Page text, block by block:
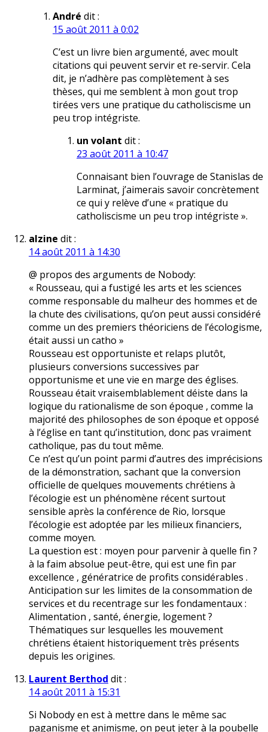
André dit :
15 août 2011 à 0:02
C’est un livre bien argumenté, avec moult
citations qui peuvent servir et re-servir. Cela
dit, je n’adhère pas complètement à ses
thèses, qui me semblent à mon gout trop
tirées vers une pratique du catholiscisme un
peu trop intégriste.
un volant dit :
23 août 2011 à 10:47
Connaisant bien l’ouvrage de Stanislas de
Larminat, j’aimerais savoir concrètement
ce qui y relève d’une « pratique du
catholiscisme un peu trop intégriste ».
alzine dit :
14 août 2011 à 14:30
@ propos des arguments de Nobody:
« Rousseau, qui a fustigé les arts et les sciences
comme responsable du malheur des hommes et de
la chute des civilisations, qu’on peut aussi considéré
comme un des premiers théoriciens de l’écologisme,
était aussi un catho »
Rousseau est opportuniste et relaps plutôt,
plusieurs conversions successives par
opportunisme et une vie en marge des églises.
Rousseau était vraisemblablement déiste dans la
logique du rationalisme de son époque , comme la
majorité des philosophes de son époque et opposé
à l’église en tant qu’institution, donc pas vraiment
catholique, pas du tout même.
Ce n’est qu’un point parmi d’autres des imprécisions
de la démonstration, sachant que la conversion
officielle de quelques mouvements chrétiens à
l’écologie est un phénomène récent surtout
sensible après la conférence de Rio, lorsque
l’écologie est adoptée par les milieux financiers,
comme moyen.
La question est : moyen pour parvenir à quelle fin ?
à la faim absolue peut-être, qui est une fin par
excellence , génératrice de profits considérables .
Anticipation sur les limites de la consommation de
services et du recentrage sur les fondamentaux :
Alimentation , santé, énergie, logement ?
Thématiques sur lesquelles les mouvement
chrétiens étaient historiquement très présents
depuis les origines.
Laurent Berthod dit :
14 août 2011 à 15:31
Si Nobody en est à mettre dans le même sac
paganisme et animisme, on peut jeter à la poubelle